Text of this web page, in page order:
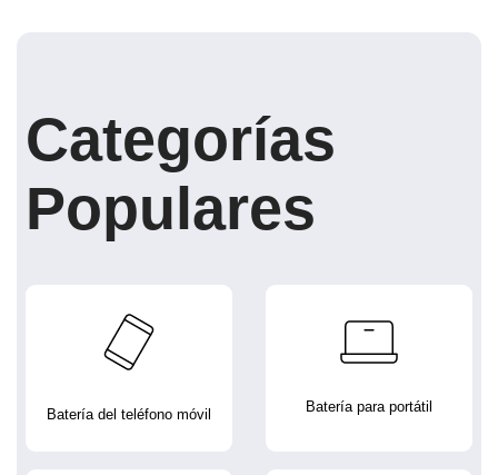
Categorías
Populares
Batería del teléfono móvil Batería para portátil